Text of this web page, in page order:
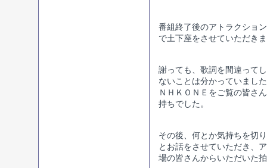
番組終了後のアトラクショ
で土下座をさせていただき
謝っても、歌詞を間違って
ないことは分かっていまし
ＮＨＫＯＮＥをご覧の皆さ
持ちでした。
その後、何とか気持ちを切
とお話をさせていただき、
場の皆さんからいただいた